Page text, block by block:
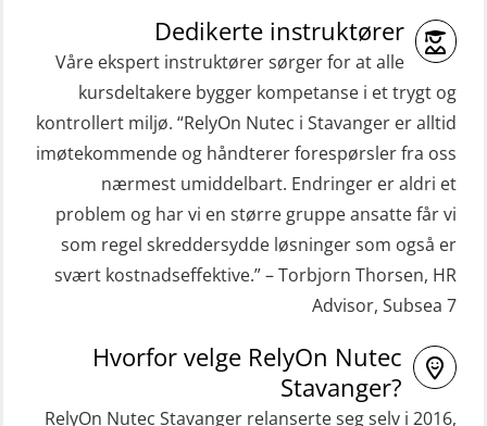
beredskapspersonell med E-læring
(OBSBLE044)
HLO/MOB/Søk- og Redningslag
kombinasjon – repetisjon (OSC1162)
HLO/Søk & Redningslag kombinasjon
– repetisjon (OSC1161)
Helikopterevakuering inkl.
Pustelunge (OSE1251)
Helikopterevakuering med HABD,
inkl. Brannslukking og Førstehjelp-
sivile mannskaper (FSC119)
ROC sertifikat repetisjon (GMDSS)
(ORC103)
STCW Grunnkurs Redningsfarkoster
(MBSBLE022)
STCW Hurtiggående mann over bord
båt (HMOB) (MSE100)
STCW Hurtiggående mann over bord
båt (HMOB) oppdatering (MSE1001)
STCW Livbåtfører redningsfarkoster
32 t (MSE1031)
STCW Mann-Over-Bord
(hurtiggående) 32 t m/mørkekjøring
Dedikerte instruktører
Våre ekspert instruktører sørger for at alle
kursdeltakere bygger kompetanse i et trygt og
kontrollert miljø. “RelyOn Nutec i Stavanger er alltid
imøtekommende og håndterer forespørsler fra oss
nærmest umiddelbart. Endringer er aldri et
problem og har vi en større gruppe ansatte får vi
som regel skreddersydde løsninger som også er
svært kostnadseffektive.” – Torbjorn Thorsen, HR
Advisor, Subsea 7
Hvorfor velge RelyOn Nutec
Stavanger?
RelyOn Nutec Stavanger relanserte seg selv i 2016,